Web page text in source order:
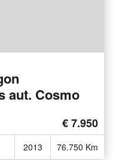
aut. Cosmo
€ 7.950
2013 76.750 Km